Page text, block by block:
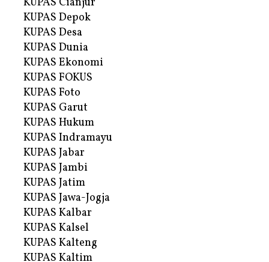
KUPAS Depok
KUPAS Desa
KUPAS Dunia
KUPAS Ekonomi
KUPAS FOKUS
KUPAS Foto
KUPAS Garut
KUPAS Hukum
KUPAS Indramayu
KUPAS Jabar
KUPAS Jambi
KUPAS Jatim
KUPAS Jawa-Jogja
KUPAS Kalbar
KUPAS Kalsel
KUPAS Kalteng
KUPAS Kaltim